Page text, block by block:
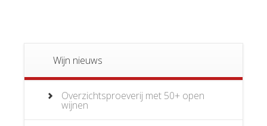
Wijn nieuws
Overzichtsproeverij met 50+ open
wijnen